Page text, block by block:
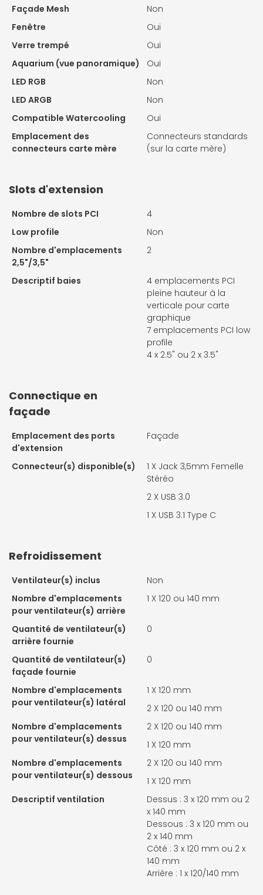
Façade Mesh
Non
Fenêtre
Oui
Verre trempé
Oui
Aquarium (vue panoramique)
Oui
LED RGB
Non
LED ARGB
Non
Compatible Watercooling
Oui
Emplacement des
connecteurs carte mère
Connecteurs standards
(sur la carte mère)
Slots d'extension
Nombre de slots PCI
4
Low profile
Non
Nombre d'emplacements
2,5"/3,5"
2
Descriptif baies
4 emplacements PCI
pleine hauteur à la
verticale pour carte
graphique
7 emplacements PCI low
profile
4 x 2.5" ou 2 x 3.5"
Connectique en
façade
Emplacement des ports
d'extension
Façade
Connecteur(s) disponible(s) 1 X Jack 3,5mm Femelle
Stéréo
2 X USB 3.0
1 X USB 3.1 Type C
Refroidissement
Ventilateur(s) inclus
Non
Nombre d'emplacements
pour ventilateur(s) arrière
1 X 120 ou 140 mm
Quantité de ventilateur(s)
arrière fournie
0
Quantité de ventilateur(s)
façade fournie
0
Nombre d'emplacements
pour ventilateur(s) latéral
1 X 120 mm
2 X 120 ou 140 mm
Nombre d'emplacements
pour ventilateur(s) dessus
2 X 120 ou 140 mm
1 X 120 mm
Nombre d'emplacements
pour ventilateur(s) dessous
2 X 120 ou 140 mm
1 X 120 mm
Descriptif ventilation
Dessus : 3 x 120 mm ou 2
x 140 mm
Dessous : 3 x 120 mm ou
2 x 140 mm
Côté : 3 x 120 mm ou 2 x
140 mm
Arrière : 1 x 120/140 mm